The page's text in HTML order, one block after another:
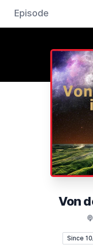
Episode
Von
Since